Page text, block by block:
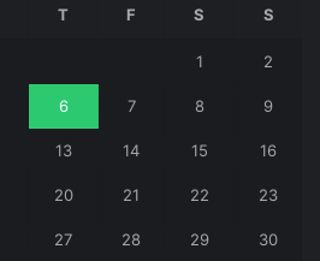
T F S S
1 2
6 7 8 9
13 14 15 16
20 21 22 23
27 28 29 30